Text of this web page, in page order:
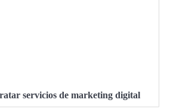
servicios de marketing digital